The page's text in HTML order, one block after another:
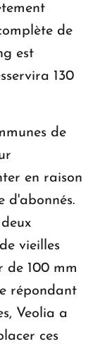
de
est
130
de
en raison
d'abonnés.
vieilles
de 100 mm
répondant
Veolia a
ces